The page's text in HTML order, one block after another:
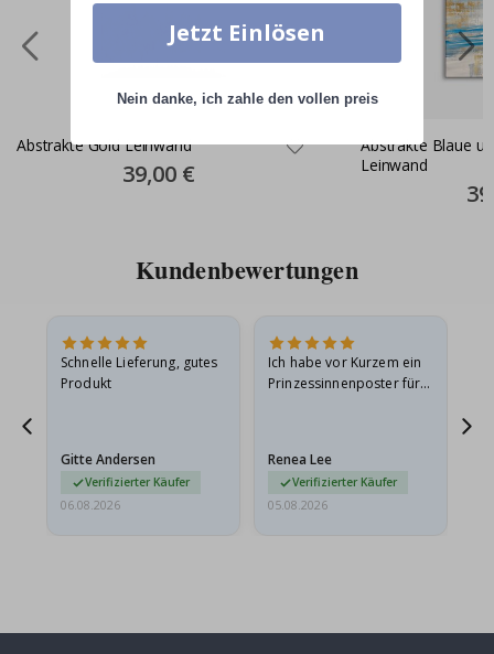
Abstrakte Gold Leinwand
Special
Price
39,00 €
Abstrakte Blaue
Leinwand
Kundenbewertungen
Schnelle Lieferung, gutes
Produkt
Gitte Andersen
Verifizierter Käufer
06.08.2026
Ich habe vor Kurzem ein
Prinzessinnenposter für
beschädigt…
Renea Lee
Verifizierter Käufer
05.08.2026
Jetzt Einlösen
Nein danke, ich zahle den vollen preis